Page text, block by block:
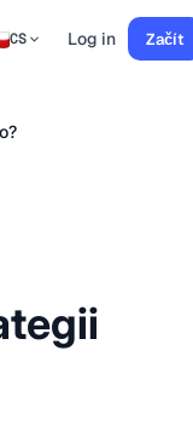
CS Log in Začít